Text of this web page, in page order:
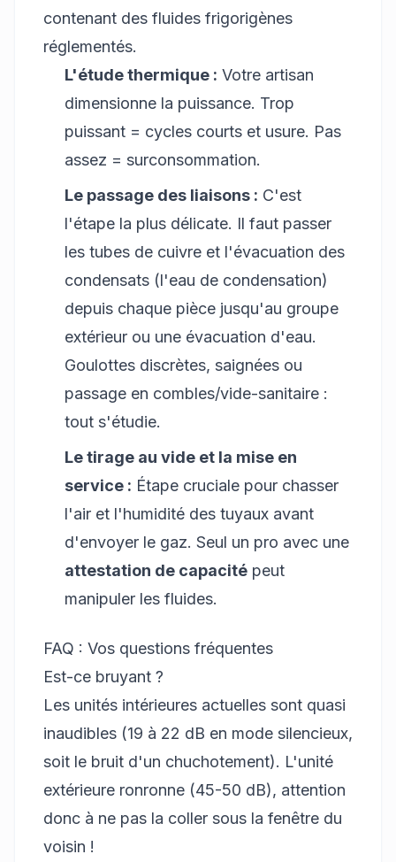
contenant des fluides frigorigènes
réglementés.
L'étude thermique : Votre artisan
dimensionne la puissance. Trop
puissant = cycles courts et usure. Pas
assez = surconsommation.
Le passage des liaisons : C'est
l'étape la plus délicate. Il faut passer
les tubes de cuivre et l'évacuation des
condensats (l'eau de condensation)
depuis chaque pièce jusqu'au groupe
extérieur ou une évacuation d'eau.
Goulottes discrètes, saignées ou
passage en combles/vide-sanitaire :
tout s'étudie.
Le tirage au vide et la mise en
service : Étape cruciale pour chasser
l'air et l'humidité des tuyaux avant
d'envoyer le gaz. Seul un pro avec une
attestation de capacité peut
manipuler les fluides.
FAQ : Vos questions fréquentes
Est-ce bruyant ?
Les unités intérieures actuelles sont quasi
inaudibles (19 à 22 dB en mode silencieux,
soit le bruit d'un chuchotement). L'unité
extérieure ronronne (45-50 dB), attention
donc à ne pas la coller sous la fenêtre du
voisin !